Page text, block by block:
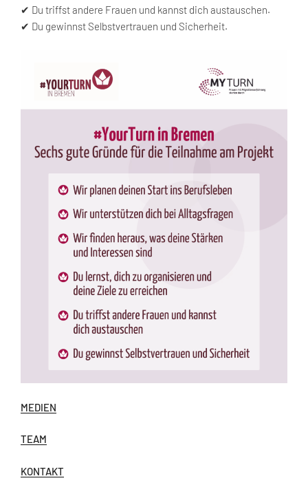
✔ Du triffst andere Frauen und kannst dich austauschen.
✔ Du gewinnst Selbstvertrauen und Sicherheit.
MEDIEN
TEAM
KONTAKT